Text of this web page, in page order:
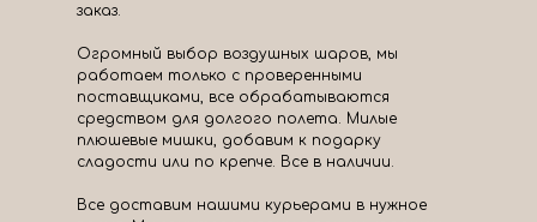
заказ.
Огромный выбор воздушных шаров, мы
работаем только с проверенными
поставщиками, все обрабатываются
средством для долгого полета. Милые
плюшевые мишки, добавим к подарку
сладости или по крепче. Все в наличии.
Все доставим нашими курьерами в нужное